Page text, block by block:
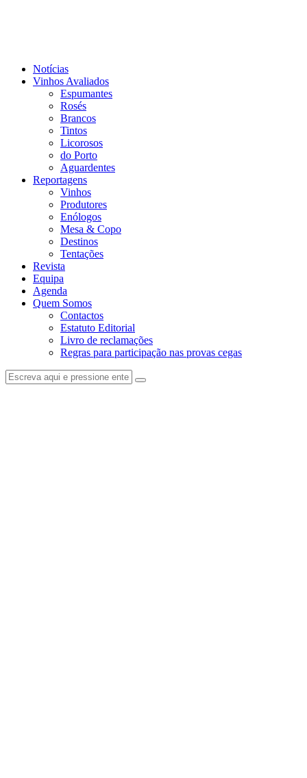
Notícias
Vinhos Avaliados
Espumantes
Rosés
Brancos
Tintos
Licorosos
do Porto
Aguardentes
Reportagens
Vinhos
Produtores
Enólogos
Mesa & Copo
Destinos
Tentações
Revista
Equipa
Agenda
Quem Somos
Contactos
Estatuto Editorial
Livro de reclamações
Regras para participação nas provas cegas